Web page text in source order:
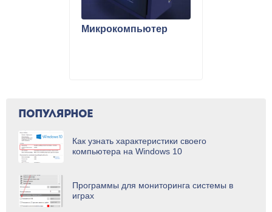
Микрокомпьютер
ПОПУЛЯРНОЕ
Как узнать характеристики своего
компьютера на Windows 10
Программы для мониторинга системы в
играх